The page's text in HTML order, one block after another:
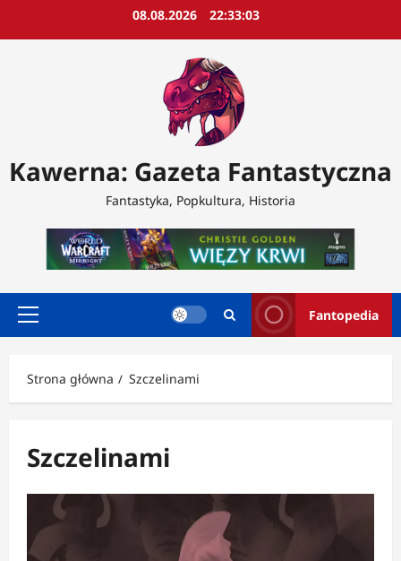
08.08.2026 22:33:05
Kawerna: Gazeta Fantastyczna
Fantastyka, Popkultura, Historia
Menu
Fantopedia
Strona główna Szczelinami
Szczelinami